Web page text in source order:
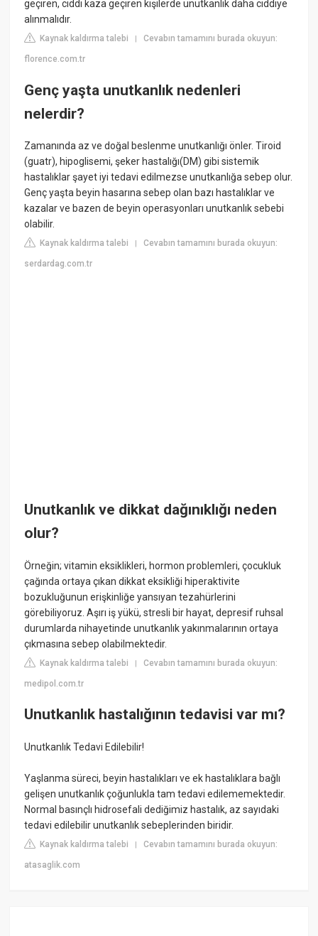
geçiren, ciddi kaza geçiren kişilerde unutkanlık daha ciddiye
alınmalıdır.
Kaynak kaldırma talebi |Cevabın tamamını burada okuyun:
florence.com.tr
Genç yaşta unutkanlık nedenleri
nelerdir?
Zamanında az ve doğal beslenme unutkanlığı önler. Tiroid
(guatr), hipoglisemi, şeker hastalığı(DM) gibi sistemik
hastalıklar şayet iyi tedavi edilmezse unutkanlığa sebep olur.
Genç yaşta beyin hasarına sebep olan bazı hastalıklar ve
kazalar ve bazen de beyin operasyonları unutkanlık sebebi
olabilir.
Kaynak kaldırma talebi |Cevabın tamamını burada okuyun:
serdardag.com.tr
Unutkanlık ve dikkat dağınıklığı neden
olur?
Örneğin; vitamin eksiklikleri, hormon problemleri, çocukluk
çağında ortaya çıkan dikkat eksikliği hiperaktivite
bozukluğunun erişkinliğe yansıyan tezahürlerini
görebiliyoruz. Aşırı iş yükü, stresli bir hayat, depresif ruhsal
durumlarda nihayetinde unutkanlık yakınmalarının ortaya
çıkmasına sebep olabilmektedir.
Kaynak kaldırma talebi |Cevabın tamamını burada okuyun:
medipol.com.tr
Unutkanlık hastalığının tedavisi var mı?
Unutkanlık Tedavi Edilebilir!
Yaşlanma süreci, beyin hastalıkları ve ek hastalıklara bağlı
gelişen unutkanlık çoğunlukla tam tedavi edilememektedir.
Normal basınçlı hidrosefali dediğimiz hastalık, az sayıdaki
tedavi edilebilir unutkanlık sebeplerinden biridir.
Kaynak kaldırma talebi |Cevabın tamamını burada okuyun:
atasaglik.com